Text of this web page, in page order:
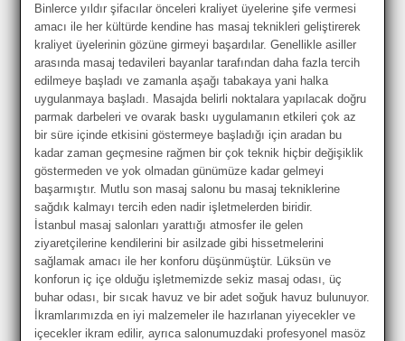
Binlerce yıldır şifacılar önceleri kraliyet üyelerine şife vermesi
amacı ile her kültürde kendine has masaj teknikleri geliştirerek
kraliyet üyelerinin gözüne girmeyi başardılar. Genellikle asiller
arasında masaj tedavileri bayanlar tarafından daha fazla tercih
edilmeye başladı ve zamanla aşağı tabakaya yani halka
uygulanmaya başladı. Masajda belirli noktalara yapılacak doğru
parmak darbeleri ve ovarak baskı uygulamanın etkileri çok az
bir süre içinde etkisini göstermeye başladığı için aradan bu
kadar zaman geçmesine rağmen bir çok teknik hiçbir değişiklik
göstermeden ve yok olmadan günümüze kadar gelmeyi
başarmıştır. Mutlu son masaj salonu bu masaj tekniklerine
sağdık kalmayı tercih eden nadir işletmelerden biridir.
İstanbul masaj salonları yarattığı atmosfer ile gelen
ziyaretçilerine kendilerini bir asilzade gibi hissetmelerini
sağlamak amacı ile her konforu düşünmüştür. Lüksün ve
konforun iç içe olduğu işletmemizde sekiz masaj odası, üç
buhar odası, bir sıcak havuz ve bir adet soğuk havuz bulunuyor.
İkramlarımızda en iyi malzemeler ile hazırlanan yiyecekler ve
içecekler ikram edilir, ayrıca salonumuzdaki profesyonel masöz